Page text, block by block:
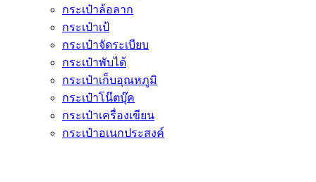
กระเป๋าล้อลาก
กระเป๋าเป้
กระเป๋าจัดระเบียบ
กระเป๋าพับได้
กระเป๋าเก็บอุณหภูมิ
กระเป๋าโน๊ตบุ๊ค
กระเป๋าเครื่องเขียน
กระเป๋าอเนกประสงค์